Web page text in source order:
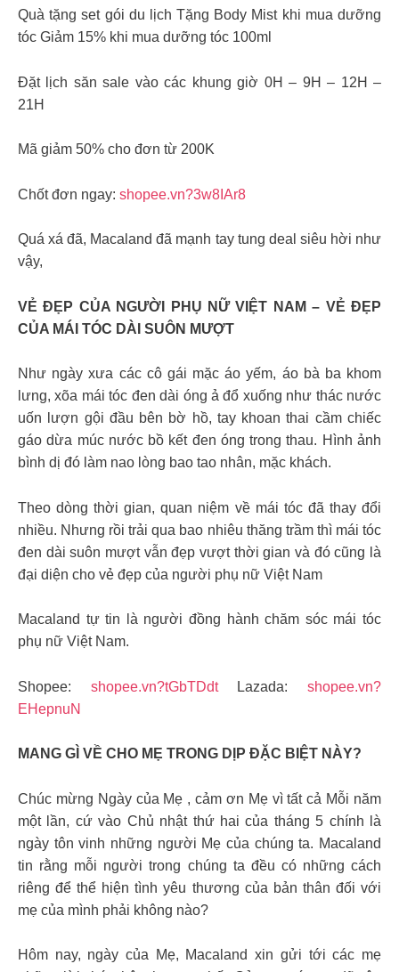
️Quà tặng set gói du lịch ️Tặng Body Mist khi mua dưỡng
tóc ️Giảm 15% khi mua dưỡng tóc 100ml
️Đặt lịch săn sale vào các khung giờ 0H – 9H – 12H –
21H
Mã giảm 50% cho đơn từ 200K
Chốt đơn ngay: shopee.vn?3w8IAr8
Quá xá đã, Macaland đã mạnh tay tung deal siêu hời như
vậy,
VẺ ĐẸP CỦA NGƯỜI PHỤ NỮ VIỆT NAM – VẺ ĐẸP
CỦA MÁI TÓC DÀI SUÔN MƯỢT
Như ngày xưa các cô gái mặc áo yếm, áo bà ba khom
lưng, xõa mái tóc đen dài óng ả đổ xuống như thác nước
uốn lượn gội đầu bên bờ hồ, tay khoan thai cầm chiếc
gáo dừa múc nước bồ kết đen óng trong thau. Hình ảnh
bình dị đó làm nao lòng bao tao nhân, mặc khách.
Theo dòng thời gian, quan niệm về mái tóc đã thay đổi
nhiều. Nhưng rồi trải qua bao nhiêu thăng trầm thì mái tóc
đen dài suôn mượt vẫn đẹp vượt thời gian và đó cũng là
đại diện cho vẻ đẹp của người phụ nữ Việt Nam
Macaland tự tin là người đồng hành chăm sóc mái tóc
phụ nữ Việt Nam.
Shopee: shopee.vn?tGbTDdtLazada:shopee.vn?
EHepnuN
MANG GÌ VỀ CHO MẸ TRONG DỊP ĐẶC BIỆT NÀY?
Chúc mừng Ngày của Mẹ , cảm ơn Mẹ vì tất cả Mỗi năm
một lần, cứ vào Chủ nhật thứ hai của tháng 5 chính là
ngày tôn vinh những người Mẹ của chúng ta. Macaland
tin rằng mỗi người trong chúng ta đều có những cách
riêng để thể hiện tình yêu thương của bản thân đối với
mẹ của mình phải không nào?
Hôm nay, ngày của Mẹ, Macaland xin gửi tới các mẹ